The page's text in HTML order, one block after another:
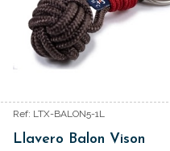
Ref: LTX-BALON5-1L
Llavero Balon Vison